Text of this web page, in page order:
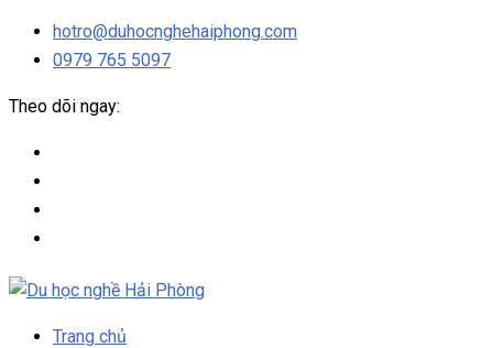
hotro@duhocnghehaiphong.com
0979 765 5097
Theo dõi ngay:
Trang chủ